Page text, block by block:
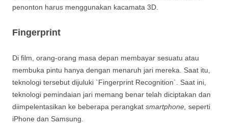
penonton harus menggunakan kacamata 3D.
Fingerprint
Di film, orang-orang masa depan membayar sesuatu atau
membuka pintu hanya dengan menaruh jari mereka. Saat itu,
teknologi tersebut dijuluki `Fingerprint Recognition`. Saat ini,
teknologi pemindaian jari memang benar telah diciptakan dan
diimpelentasikan ke beberapa perangkat smartphone, seperti
iPhone dan Samsung.